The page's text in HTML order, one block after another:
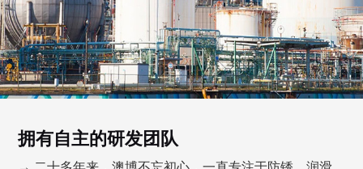
拥有自主的研发团队